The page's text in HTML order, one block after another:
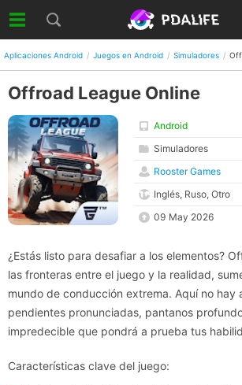
Aplicaciones Android Juegos en Android Simuladores
Offroad League Online
Android
Simuladores
Rooster Games
Inglés, Ruso, Otro
09 May 2026
¿Estás listo para desafiar a los elementos?
las fronteras entre el juego y la realidad,
mundo de conducción extrema. Aquí no hay
pendientes pronunciadas, pantanos
impredecible que pondrá a prueba tus
Características clave del juego: